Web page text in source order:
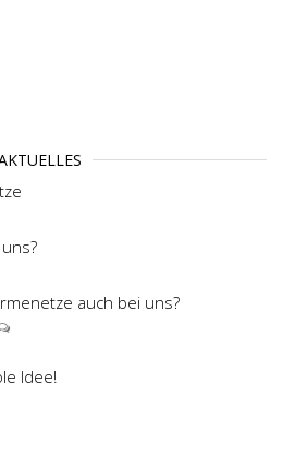
auch bei uns?
Idee!